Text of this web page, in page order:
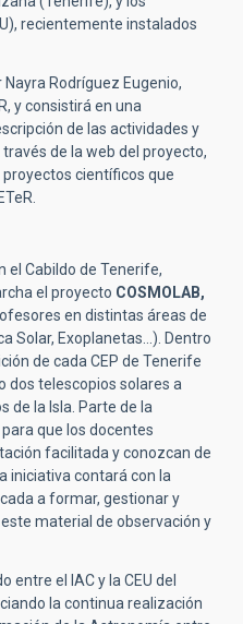
recientemente instalados
Rodríguez Eugenio,
y consistirá en una
de las actividades y
de la web del proyecto,
científicos que
el Cabildo de Tenerife,
el proyecto COSMOLAB,
en distintas áreas de
Solar, Exoplanetas…). Dentro
de cada CEP de Tenerife
dos telescopios solares a
de la Isla. Parte de la
que los docentes
facilitada y conozcan de
iniciativa contará con la
a formar, gestionar y
material de observación y
entre el IAC y la CEU del
la continua realización